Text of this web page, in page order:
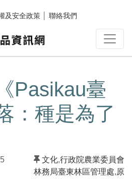
及安全政策 聯絡我們
Pasikau臺
：種是為了
文化,行政院農業委員會
林務局臺東林區管理處,原